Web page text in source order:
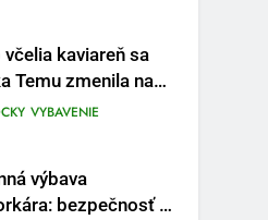
včelia kaviareň sa
Temu zmenila na
oázu
VYBAVENIE
výbava
bezpečnosť na